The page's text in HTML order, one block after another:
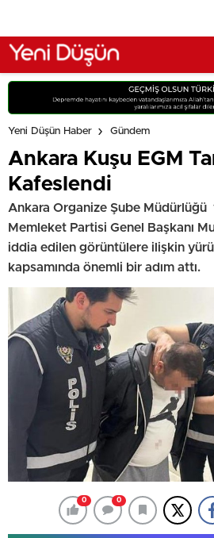
Yeni Düşün Haber Gündem
Ankara Kuşu EGM
Kafeslendi
Ankara Organize Şube
Memleket Partisi Genel Başkanı
iddia edilen görüntülere ilişkin
kapsamında önemli bir adım attı.
0 0